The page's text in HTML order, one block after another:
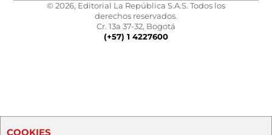
© 2026, Editorial La República S.A.S. Todos los
derechos reservados.
Cr. 13a 37-32, Bogotá
(+57) 1 4227600
COOKIES